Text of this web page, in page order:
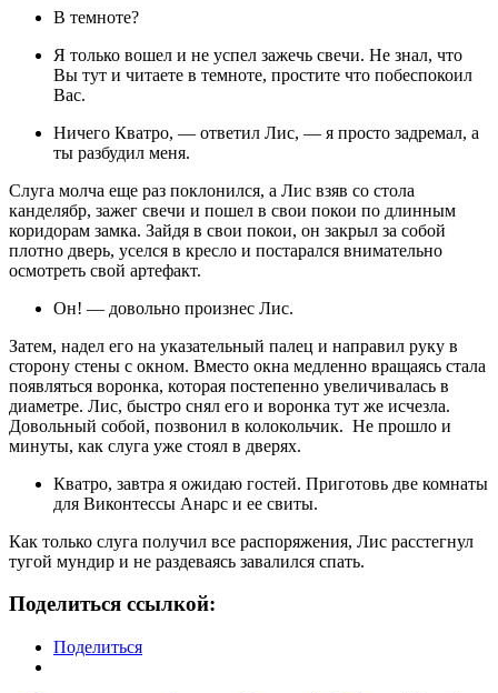
В темноте?
Я только вошел и не успел зажечь свечи. Не знал, что
Вы тут и читаете в темноте, простите что побеспокоил
Вас.
Ничего Кватро, — ответил Лис, — я просто задремал, а
ты разбудил меня.
Слуга молча еще раз поклонился, а Лис взяв со стола
канделябр, зажег свечи и пошел в свои покои по длинным
коридорам замка. Зайдя в свои покои, он закрыл за собой
плотно дверь, уселся в кресло и постарался внимательно
осмотреть свой артефакт.
Он! — довольно произнес Лис.
Затем, надел его на указательный палец и направил руку в
сторону стены с окном. Вместо окна медленно вращаясь стала
появляться воронка, которая постепенно увеличивалась в
диаметре. Лис, быстро снял его и воронка тут же исчезла.
Довольный собой, позвонил в колокольчик. Не прошло и
минуты, как слуга уже стоял в дверях.
Кватро, завтра я ожидаю гостей. Приготовь две комнаты
для Виконтессы Анарс и ее свиты.
Как только слуга получил все распоряжения, Лис расстегнул
тугой мундир и не раздеваясь завалился спать.
Поделиться ссылкой:
Поделиться